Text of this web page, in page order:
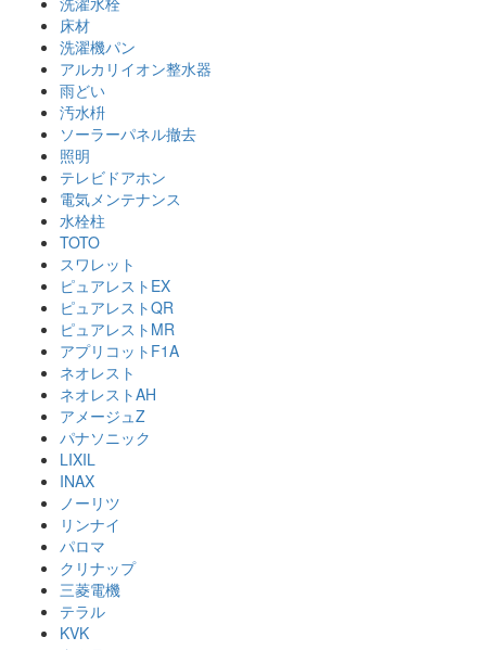
床材
洗濯機パン
アルカリイオン整水器
雨どい
汚水枡
ソーラーパネル撤去
照明
テレビドアホン
電気メンテナンス
水栓柱
TOTO
スワレット
ピュアレストEX
ピュアレストQR
ピュアレストMR
アプリコットF1A
ネオレスト
ネオレストAH
アメージュZ
パナソニック
LIXIL
INAX
ノーリツ
リンナイ
パロマ
クリナップ
三菱電機
テラル
KVK